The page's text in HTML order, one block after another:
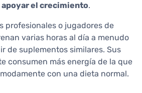
el crecimiento.
profesionales o jugadores de
varias horas al día a menudo
de suplementos similares. Sus
consumen más energía de la que
con una dieta normal.